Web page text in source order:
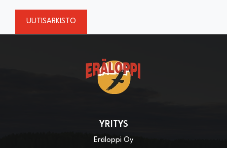
UUTISARKISTO
YRITYS
Eräloppi Oy